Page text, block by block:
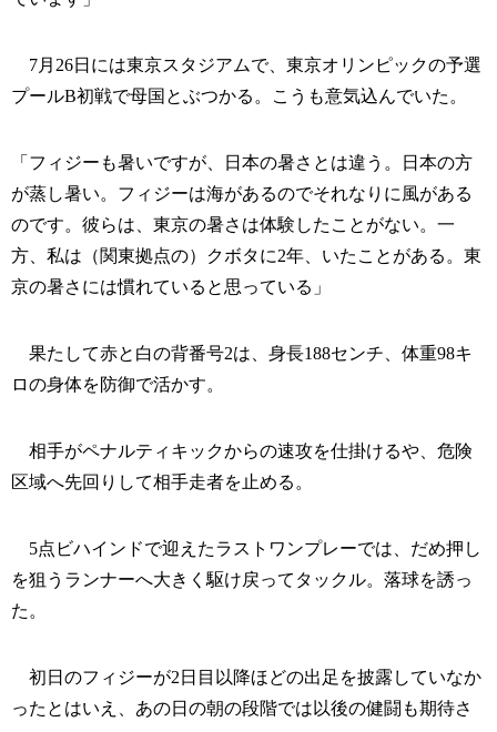
7月26日には東京スタジアムで、東京オリンピックの予選
プールB初戦で母国とぶつかる。こうも意気込んでいた。
「フィジーも暑いですが、日本の暑さとは違う。日本の方
が蒸し暑い。フィジーは海があるのでそれなりに風がある
のです。彼らは、東京の暑さは体験したことがない。一
方、私は（関東拠点の）クボタに2年、いたことがある。東
京の暑さには慣れていると思っている」
果たして赤と白の背番号2は、身長188センチ、体重98キ
ロの身体を防御で活かす。
相手がペナルティキックからの速攻を仕掛けるや、危険
区域へ先回りして相手走者を止める。
5点ビハインドで迎えたラストワンプレーでは、だめ押し
を狙うランナーへ大きく駆け戻ってタックル。落球を誘っ
た。
初日のフィジーが2日目以降ほどの出足を披露していなか
ったとはいえ、あの日の朝の段階では以後の健闘も期待さ